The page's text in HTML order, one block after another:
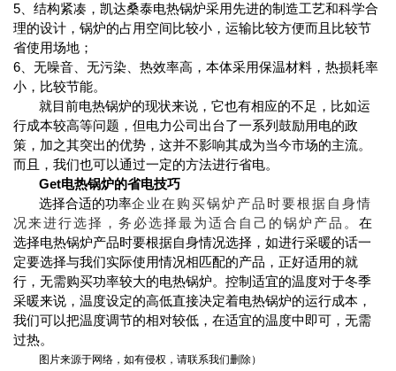
5、结构紧凑，凯达桑泰电热锅炉采用先进的制造工艺和科学合
理的设计，锅炉的占用空间比较小，运输比较方便而且比较节
省使用场地；
6、无噪音、无污染、热效率高，本体采用保温材料，热损耗率
小，比较节能。
就目前电热锅炉的现状来说，它也有相应的不足，比如运
行成本较高等问题，但电力公司出台了一系列鼓励用电的政
策，加之其突出的优势，这并不影响其成为当今市场的主流。
而且，我们也可以通过一定的方法进行省电。
Get电热锅炉的省电技巧
选择合适的功率企业在购买锅炉产品时要根据自身情
况来进行选择，务必选择最为适合自己的锅炉产品。 在
选择电热锅炉产品时要根据自身情况选择，如进行采暖的话一
定要选择与我们实际使用情况相匹配的产品，正好适用的就
行，无需购买功率较大的电热锅炉。控制适宜的温度对于冬季
采暖来说，温度设定的高低直接决定着电热锅炉的运行成本，
我们可以把温度调节的相对较低，在适宜的温度中即可，无需
过热。
图片来源于网络，如有侵权，请联系我们删除）